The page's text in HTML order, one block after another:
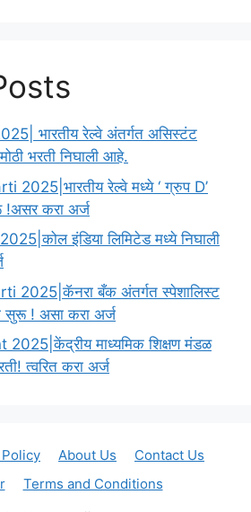
भारतीय रेल्वे अंतर्गत असिस्टंट
भरती निघाली आहे.
2025|भारतीय रेल्वे मध्ये ‘ ग्रुप D’
!असर करा अर्ज
इंडिया लिमिटेड मध्ये निघाली
2025|कॅनरा बँक अंतर्गत स्पेशालिस्ट
सुरू ! असा करा अर्ज
माध्यमिक शिक्षण मंडळ
त्वरित करा अर्ज
About Us
Contact Us
Terms and Conditions